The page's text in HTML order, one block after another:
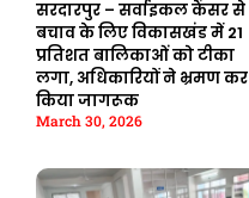
सरदारपुर – सर्वाइकल कैंसर से
बचाव के लिए विकासखंड में 21
प्रतिशत बालिकाओं को टीका
लगा, अधिकारियों ने भ्रमण कर
किया जागरूक
March 30, 2026